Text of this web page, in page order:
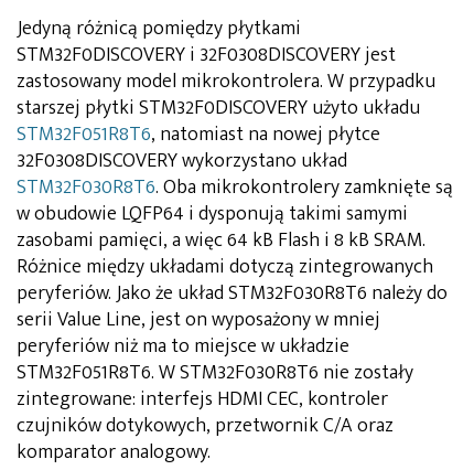
Jedyną różnicą pomiędzy płytkami
STM32F0DISCOVERY i 32F0308DISCOVERY jest
zastosowany model mikrokontrolera. W przypadku
starszej płytki STM32F0DISCOVERY użyto układu
STM32F051R8T6, natomiast na nowej płytce
32F0308DISCOVERY wykorzystano układ
STM32F030R8T6. Oba mikrokontrolery zamknięte są
w obudowie LQFP64 i dysponują takimi samymi
zasobami pamięci, a więc 64 kB Flash i 8 kB SRAM.
Różnice między układami dotyczą zintegrowanych
peryferiów. Jako że układ STM32F030R8T6 należy do
serii Value Line, jest on wyposażony w mniej
peryferiów niż ma to miejsce w układzie
STM32F051R8T6. W STM32F030R8T6 nie zostały
zintegrowane: interfejs HDMI CEC, kontroler
czujników dotykowych, przetwornik C/A oraz
komparator analogowy.